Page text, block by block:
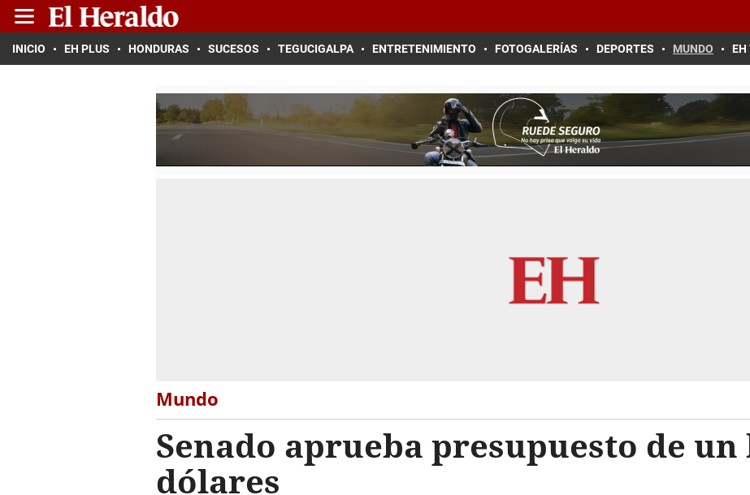
INICIO EH PLUS HONDURAS SUCESOS TEGUCIGALPA ENTRETENIMIENTO FOTOGALERÍAS DEPORTES MUNDO EH
Mundo
Senado aprueba presupuesto de
dólares